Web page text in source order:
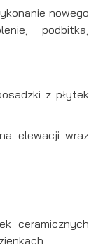
nowego
podbitka,
z płytek
elewacji wraz
,